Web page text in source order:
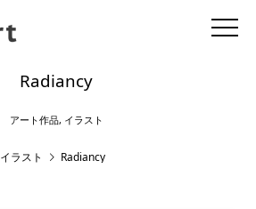
Radiancy
アート作品, イラスト
イラスト Radiancy